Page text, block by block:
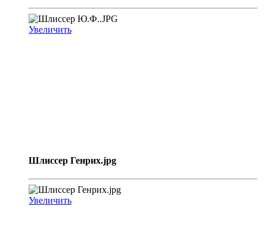
Увеличить
Шлиссер Генрих.jpg
Увеличить